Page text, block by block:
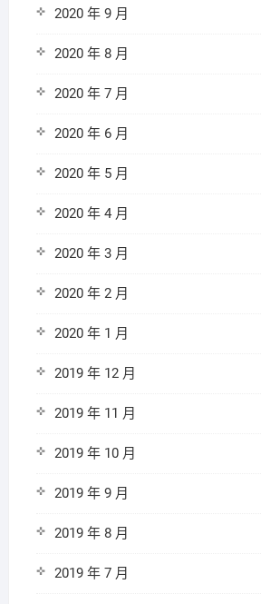
2020 年 9 月
2020 年 8 月
2020 年 7 月
2020 年 6 月
2020 年 5 月
2020 年 4 月
2020 年 3 月
2020 年 2 月
2020 年 1 月
2019 年 12 月
2019 年 11 月
2019 年 10 月
2019 年 9 月
2019 年 8 月
2019 年 7 月